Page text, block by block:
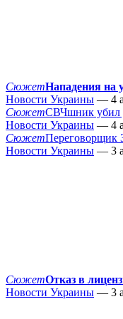
СюжетНападения на
Новости Украины — 4
СюжетСВЧшник убил
Новости Украины — 4
СюжетПереговорщик
Новости Украины — 3
СюжетОтказ в
Новости Украины — 3